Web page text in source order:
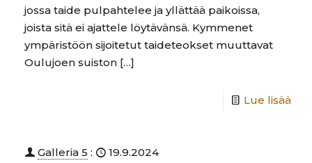
jossa taide pulpahtelee ja yllättää paikoissa,
joista sitä ei ajattele löytävänsä. Kymmenet
ympäristöön sijoitetut taideteokset muuttavat
Oulujoen suiston […]
Lue lisää
Galleria 5 : 19.9.2024